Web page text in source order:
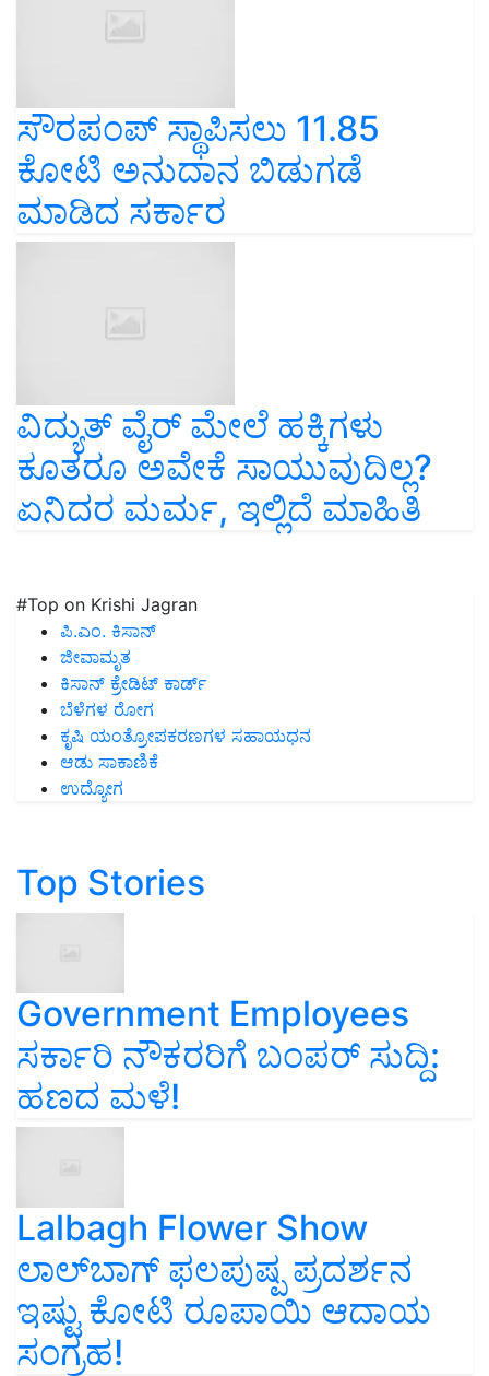
ಸೌರಪಂಪ್ ಸ್ಥಾಪಿಸಲು 11.85
ಕೋಟಿ ಅನುದಾನ ಬಿಡುಗಡೆ
ಮಾಡಿದ ಸರ್ಕಾರ
ವಿದ್ಯುತ್ ವೈರ್ ಮೇಲೆ ಹಕ್ಕಿಗಳು
ಕೂತರೂ ಅವೇಕೆ ಸಾಯುವುದಿಲ್ಲ?
ಏನಿದರ ಮರ್ಮ, ಇಲ್ಲಿದೆ ಮಾಹಿತಿ
#Top on Krishi Jagran
ಪಿ.ಎಂ. ಕಿಸಾನ್
ಜೀವಾಮೃತ
ಕಿಸಾನ್ ಕ್ರೇಡಿಟ್ ಕಾರ್ಡ್
ಬೆಳೆಗಳ ರೋಗ
ಕೃಷಿ ಯಂತ್ರೋಪಕರಣಗಳ ಸಹಾಯಧನ
ಆಡು ಸಾಕಾಣಿಕೆ
ಉದ್ಯೋಗ
Top Stories
Government Employees
ಸರ್ಕಾರಿ ನೌಕರರಿಗೆ ಬಂಪರ್‌ ಸುದ್ದಿ:
ಹಣದ ಮಳೆ!
Lalbagh Flower Show
ಲಾಲ್‌ಬಾಗ್ ಫಲಪುಷ್ಪ ಪ್ರದರ್ಶನ
ಇಷ್ಟು ಕೋಟಿ ರೂಪಾಯಿ ಆದಾಯ
ಸಂಗ್ರಹ!